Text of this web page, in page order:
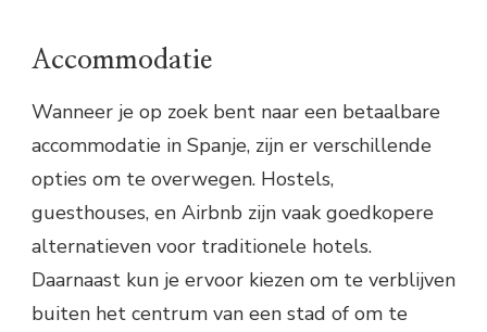
Accommodatie
Wanneer je op zoek bent naar een betaalbare
accommodatie in Spanje, zijn er verschillende
opties om te overwegen. Hostels,
guesthouses, en Airbnb zijn vaak goedkopere
alternatieven voor traditionele hotels.
Daarnaast kun je ervoor kiezen om te verblijven
buiten het centrum van een stad of om te